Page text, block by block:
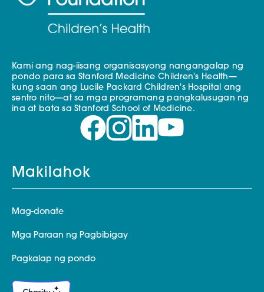
Kami ang nag-iisang organisasyong nangangalap ng
pondo para sa Stanford Medicine Children's Health—
kung saan ang Lucile Packard Children's Hospital ang
sentro nito—at sa mga programang pangkalusugan ng
ina at bata sa Stanford School of Medicine.
Makilahok
Mag-donate
Mga Paraan ng Pagbibigay
Pagkalap ng pondo